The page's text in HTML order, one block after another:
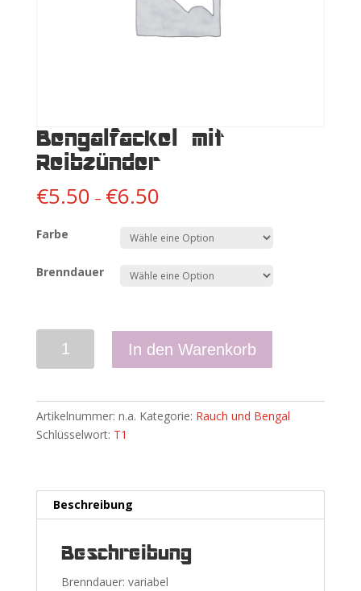
Bengalfackel mit
Reibzünder
€5.50 – €6.50
Farbe
Brenndauer
In den Warenkorb
Artikelnummer: n.a. Kategorie: Rauch und Bengal
Schlüsselwort: T1
Beschreibung
Beschreibung
Brenndauer: variabel